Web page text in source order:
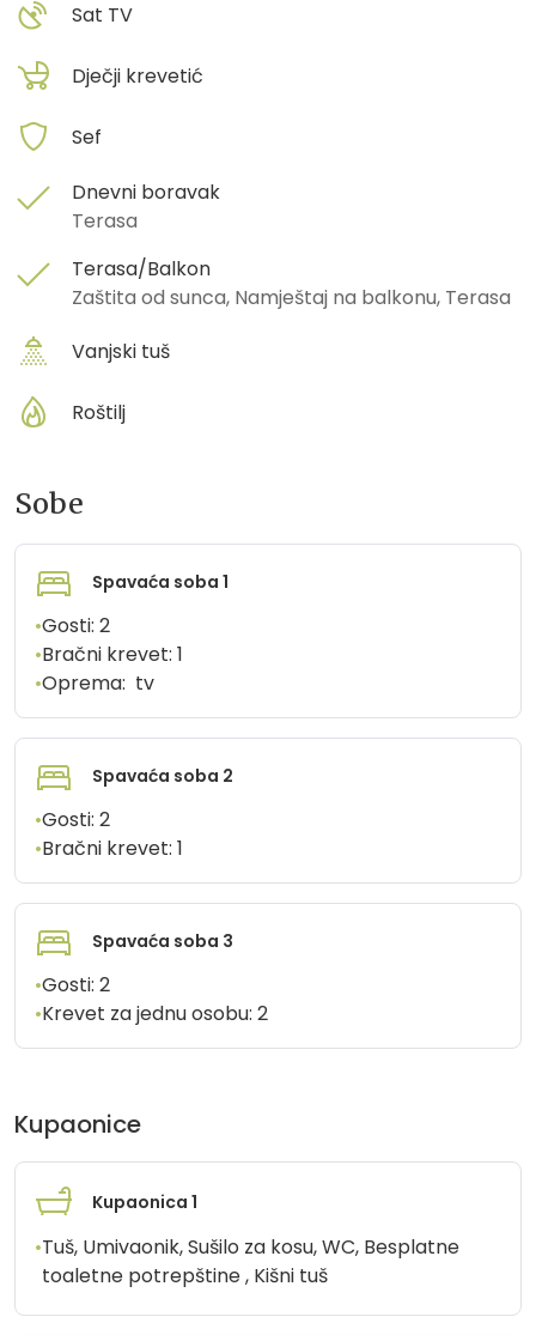
Sat TV
Dječji krevetić
Sef
Dnevni boravak
Terasa
Terasa/Balkon
Zaštita od sunca, Namještaj na balkonu, Terasa
Vanjski tuš
Roštilj
Sobe
Spavaća soba 1
•Gosti: 2
•Bračni krevet: 1
•Oprema: tv
Spavaća soba 2
•Gosti: 2
•Bračni krevet: 1
Spavaća soba 3
•Gosti: 2
•Krevet za jednu osobu: 2
Kupaonice
Kupaonica 1
•Tuš, Umivaonik, Sušilo za kosu, WC, Besplatne
toaletne potrepštine , Kišni tuš